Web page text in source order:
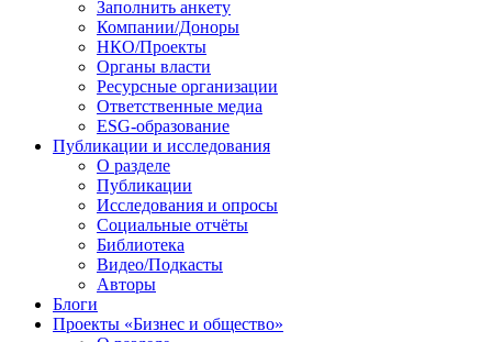
содержимому
Заполнить анкету
Компании/Доноры
НКО/Проекты
Органы власти
Ресурсные организации
Ответственные медиа
ESG-образование
Публикации и исследования
О разделе
Публикации
Исследования и опросы
Социальные отчёты
Библиотека
Видео/Подкасты
Авторы
Блоги
Проекты «Бизнес и общество»